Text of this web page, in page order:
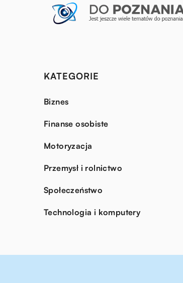
KATEGORIE
Biznes
Finanse osobiste
Motoryzacja
Przemysł i rolnictwo
Społeczeństwo
Technologia i komputery